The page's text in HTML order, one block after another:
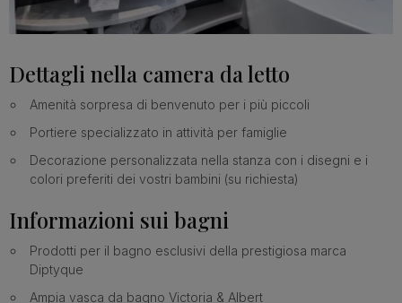
Dettagli nella camera da letto
Amenità sorpresa di benvenuto per i più piccoli
Portiere specializzato in attività per famiglie
Decorazione personalizzata nella stanza con i disegni e i
colori preferiti dei vostri bambini (su richiesta)
Informazioni sui bagni
Prodotti per il bagno esclusivi della prestigiosa marca
Diptyque
Ampia vasca da bagno Victoria & Albert